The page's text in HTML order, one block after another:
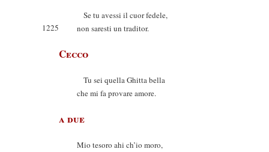
Se tu avessi il cuor fedele,
1225
non saresti un traditor.
Cecco
Tu sei quella Ghitta bella
che mi fa provare amore.
a due
Mio tesoro ahi ch’io moro,